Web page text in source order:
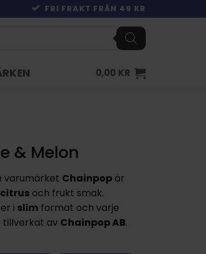
FRI FRAKT FRÅN 49 KR
0,00 KR
& Melon
varumärket Chainpop är
citrus och frukt smak.
i slim format och varje
tillverkat av Chainpop AB.